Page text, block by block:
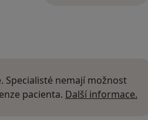
Specialisté nemají možnost
pacienta. Další informace.